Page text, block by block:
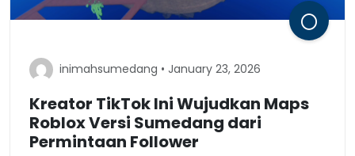
inimahsumedang • January 23, 2026
Kreator TikTok Ini Wujudkan Maps
Roblox Versi Sumedang dari
Permintaan Follower